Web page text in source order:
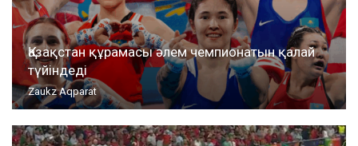
Қазақстан құрамасы әлем чемпионатын қалай
түйіндеді
Zaukz Aqparat